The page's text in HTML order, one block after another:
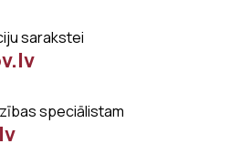
sarakstei
speciālistam